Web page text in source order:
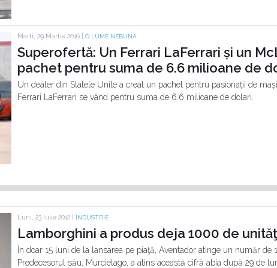
Marti, 29 Martie 2016 | O LUME NEBUNA
Superofertă: Un Ferrari LaFerrari și un
pachet pentru suma de 6.6 milioane de
Un dealer din Statele Unite a creat un pachet pentru pasionații de
Ferrari LaFerrari se vând pentru suma de 6.6 milioane de dolari.
Luni, 23 Iulie 2012 | INDUSTRIE
Lamborghini a produs deja 1000 de
În doar 15 luni de la lansarea pe piaţă, Aventador atinge un număr de
Predecesorul său, Murcielago, a atins această cifră abia după 29 de